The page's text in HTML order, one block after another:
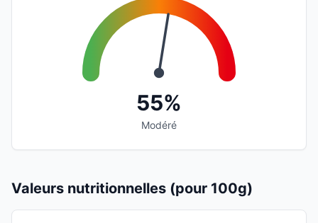
55%
Modéré
Valeurs nutritionnelles (pour 100g)